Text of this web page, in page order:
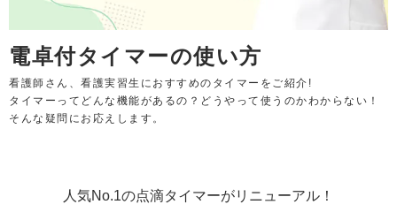
電卓付タイマーの使い方
看護師さん、看護実習生におすすめのタイマーをご紹介!
タイマーってどんな機能があるの？どうやって使うのかわからない！
そんな疑問にお応えします。
人気No.1の点滴タイマーがリニューアル！